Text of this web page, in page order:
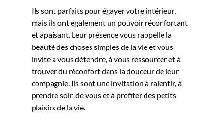
Ils sont parfaits pour égayer votre intérieur,
mais ils ont également un pouvoir réconfortant
et apaisant. Leur présence vous rappelle la
beauté des choses simples de la vie et vous
invite à vous détendre, à vous ressourcer et à
trouver du réconfort dans la douceur de leur
compagnie. Ils sont une invitation à ralentir, à
prendre soin de vous et à profiter des petits
plaisirs de la vie.